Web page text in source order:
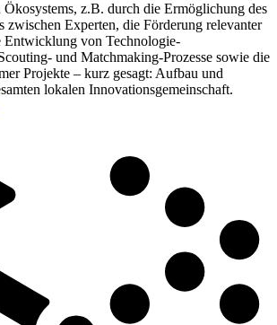
Ökosystems, z.B. durch die Ermöglichung des
Experten, die Förderung relevanter
Entwicklung von Technologie-
und Matchmaking-Prozesse sowie die
Projekte – kurz gesagt: Aufbau und
lokalen Innovationsgemeinschaft.